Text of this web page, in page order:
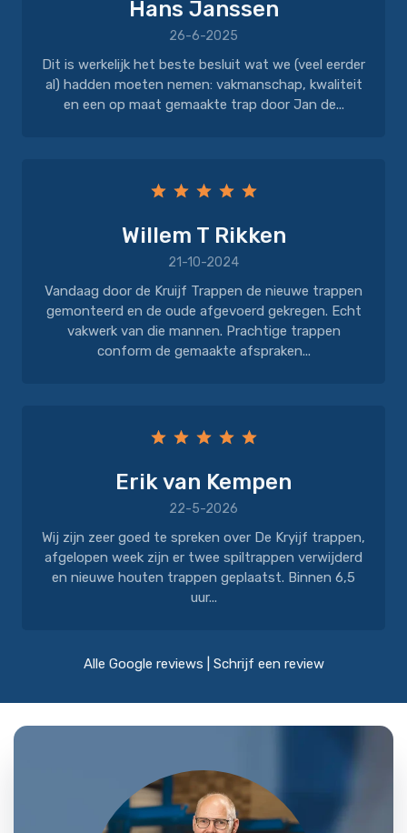
Hans Janssen
26-6-2025
Dit is werkelijk het beste besluit wat we (veel eerder
al) hadden moeten nemen: vakmanschap, kwaliteit
en een op maat gemaakte trap door Jan de...
Willem T Rikken
21-10-2024
Vandaag door de Kruijf Trappen de nieuwe trappen
gemonteerd en de oude afgevoerd gekregen. Echt
vakwerk van die mannen. Prachtige trappen
conform de gemaakte afspraken...
Erik van Kempen
22-5-2026
Wij zijn zeer goed te spreken over De Kryijf trappen,
afgelopen week zijn er twee spiltrappen verwijderd
en nieuwe houten trappen geplaatst. Binnen 6,5
uur...
Alle Google reviews Schrijf een review